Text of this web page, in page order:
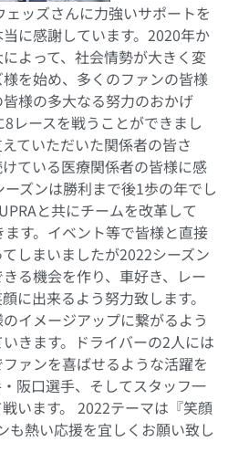
ッズさんに力強いサポートを
に感謝しています。2020年か
よって、社会情勢が大きく変
を始め、多くのファンの皆様
様の多大なる努力のおかげ
レースを戦うことができまし
ていただいた関係者の皆さ
ている医療関係者の皆様に感
ズンは勝利まで後1歩の年でし
と共にチームを改革して
す。イベント等で皆様と直接
しまいましたが2022シーズン
る機会を作り、車好き、レー
に出来るよう努力致します。
イメージアップに繋がるよう
きます。ドライバーの2人には
ァンを喜ばせるような活躍を
阪口選手、そしてスタッフ一
います。 2022テーマは『笑顔
も熱い応援を宜しくお願い致し